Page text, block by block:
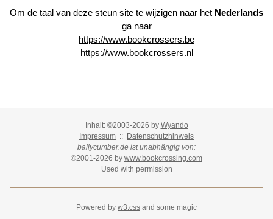
Om de taal van deze steun site te wijzigen naar het Nederlands
ga naar
https://www.bookcrossers.be
https://www.bookcrossers.nl
Inhalt: ©2003-2026 by Wyando
Impressum :: Datenschutzhinweis
ballycumber.de ist unabhängig von:
©2001-2026 by www.bookcrossing.com
Used with permission
Powered by w3.css and some magic